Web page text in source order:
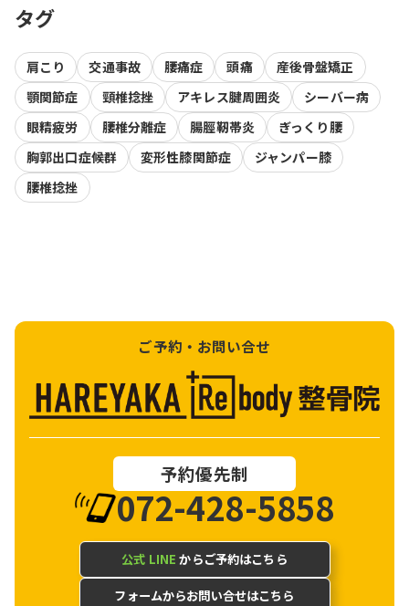
タグ
肩こり 交通事故 腰痛症 頭痛
産後骨盤矯正
顎関節症
頸椎捻挫 アキレス腱周囲炎
シーバー病
眼精疲労
腰椎分離症 腸脛靭帯炎
ぎっくり腰
胸郭出口症候群
変形性膝関節症
ジャンパー膝
腰椎捻挫
ご予約・お問い合せ
予約優先制
072-428-5858
公式 LINE からご予約はこちら
フォームからお問い合せはこちら